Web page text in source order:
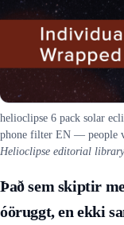
helioclipse 6 pack solar
phone filter EN — people
Helioclipse editorial library
Það sem skiptir
óöruggt, en ekki